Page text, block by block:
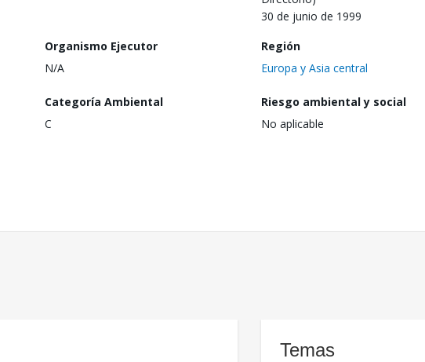
30 de junio de 1999
Organismo Ejecutor
N/A
Región
Europa y Asia central
Categoría Ambiental
C
Riesgo ambiental y social
No aplicable
Temas